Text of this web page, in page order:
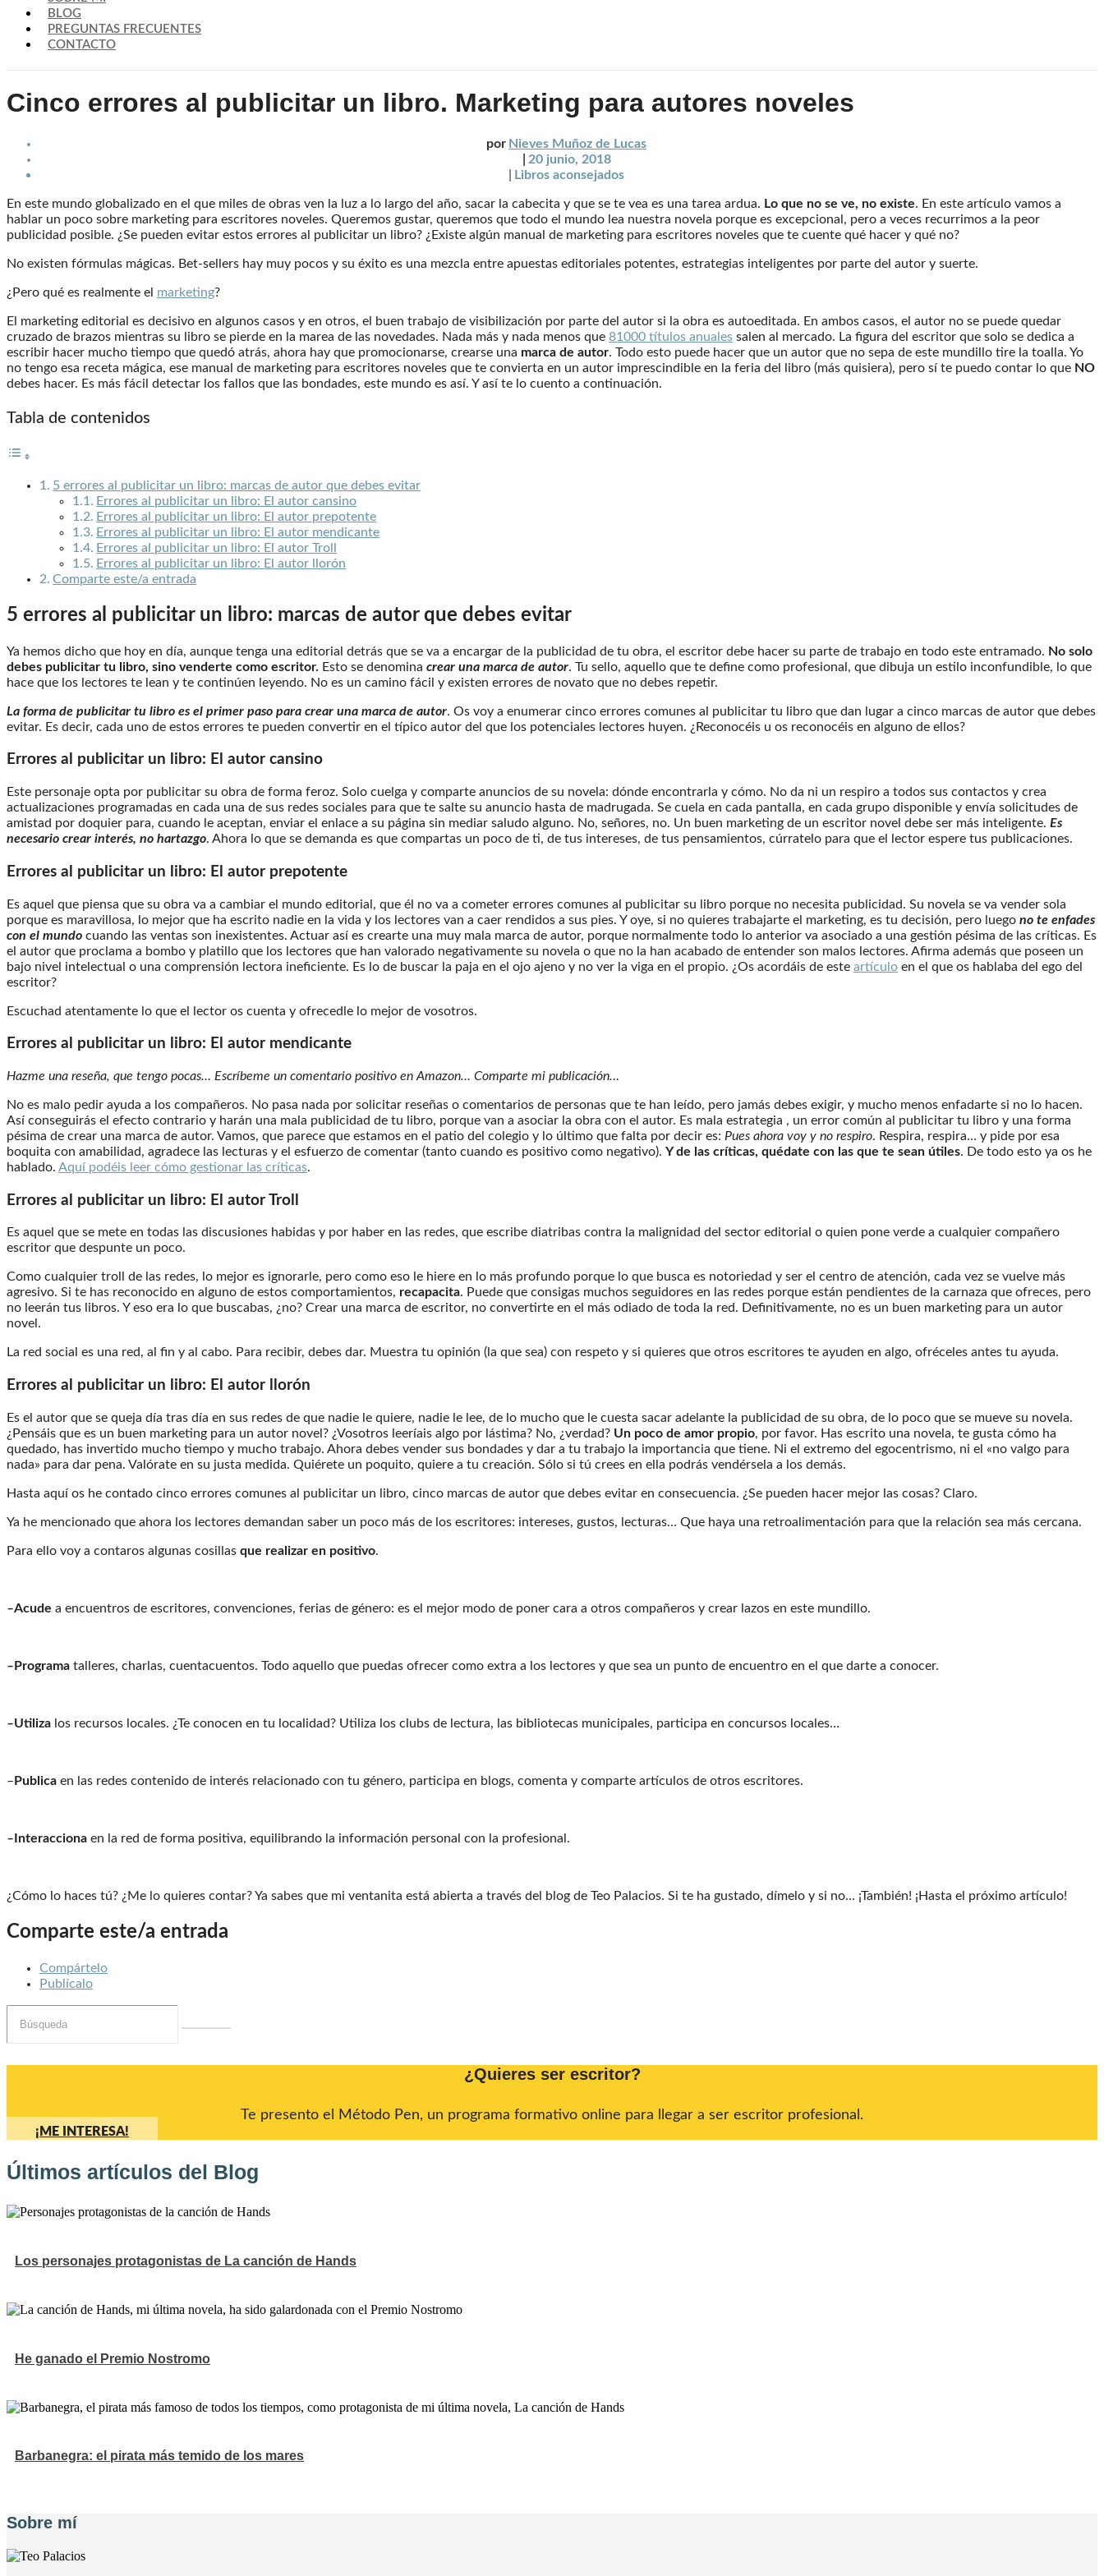
BLOG
PREGUNTAS FRECUENTES
CONTACTO
Cinco errores al publicitar un libro. Marketing para autores noveles
por Nieves Muñoz de Lucas
20 junio, 2018
Libros aconsejados
En este mundo globalizado en el que miles de obras ven la luz a lo largo del año, sacar la cabecita y que se te vea es una tarea ardua. Lo que no se ve, no existe. En este artículo vamos a
hablar un poco sobre marketing para escritores noveles. Queremos gustar, queremos que todo el mundo lea nuestra novela porque es excepcional, pero a veces recurrimos a la peor
publicidad posible. ¿Se pueden evitar estos errores al publicitar un libro? ¿Existe algún manual de marketing para escritores noveles que te cuente qué hacer y qué no?
No existen fórmulas mágicas. Bet-sellers hay muy pocos y su éxito es una mezcla entre apuestas editoriales potentes, estrategias inteligentes por parte del autor y suerte.
¿Pero qué es realmente el marketing?
El marketing editorial es decisivo en algunos casos y en otros, el buen trabajo de visibilización por parte del autor si la obra es autoeditada. En ambos casos, el autor no se puede quedar
cruzado de brazos mientras su libro se pierde en la marea de las novedades. Nada más y nada menos que 81000 títulos anuales salen al mercado. La figura del escritor que solo se dedica a
escribir hacer mucho tiempo que quedó atrás, ahora hay que promocionarse, crearse una marca de autor. Todo esto puede hacer que un autor que no sepa de este mundillo tire la toalla. Yo
no tengo esa receta mágica, ese manual de marketing para escritores noveles que te convierta en un autor imprescindible en la feria del libro (más quisiera), pero sí te puedo contar lo que NO
debes hacer. Es más fácil detectar los fallos que las bondades, este mundo es así. Y así te lo cuento a continuación.
Tabla de contenidos
5 errores al publicitar un libro: marcas de autor que debes evitar
Errores al publicitar un libro: El autor cansino
Errores al publicitar un libro: El autor prepotente
Errores al publicitar un libro: El autor mendicante
Errores al publicitar un libro: El autor Troll
Errores al publicitar un libro: El autor llorón
Comparte este/a entrada
5 errores al publicitar un libro: marcas de autor que debes evitar
Ya hemos dicho que hoy en día, aunque tenga una editorial detrás que se va a encargar de la publicidad de tu obra, el escritor debe hacer su parte de trabajo en todo este entramado. No solo
debes publicitar tu libro, sino venderte como escritor. Esto se denomina crear una marca de autor. Tu sello, aquello que te define como profesional, que dibuja un estilo inconfundible, lo que
hace que los lectores te lean y te continúen leyendo. No es un camino fácil y existen errores de novato que no debes repetir.
La forma de publicitar tu libro es el primer paso para crear una marca de autor. Os voy a enumerar cinco errores comunes al publicitar tu libro que dan lugar a cinco marcas de autor que debes
evitar. Es decir, cada uno de estos errores te pueden convertir en el típico autor del que los potenciales lectores huyen. ¿Reconocéis u os reconocéis en alguno de ellos?
Errores al publicitar un libro: El autor cansino
Este personaje opta por publicitar su obra de forma feroz. Solo cuelga y comparte anuncios de su novela: dónde encontrarla y cómo. No da ni un respiro a todos sus contactos y crea
actualizaciones programadas en cada una de sus redes sociales para que te salte su anuncio hasta de madrugada. Se cuela en cada pantalla, en cada grupo disponible y envía solicitudes de
amistad por doquier para, cuando le aceptan, enviar el enlace a su página sin mediar saludo alguno. No, señores, no. Un buen marketing de un escritor novel debe ser más inteligente. Es
necesario crear interés, no hartazgo. Ahora lo que se demanda es que compartas un poco de ti, de tus intereses, de tus pensamientos, cúrratelo para que el lector espere tus publicaciones.
Errores al publicitar un libro: El autor prepotente
Es aquel que piensa que su obra va a cambiar el mundo editorial, que él no va a cometer errores comunes al publicitar su libro porque no necesita publicidad. Su novela se va vender sola
porque es maravillosa, lo mejor que ha escrito nadie en la vida y los lectores van a caer rendidos a sus pies. Y oye, si no quieres trabajarte el marketing, es tu decisión, pero luego no te enfades
con el mundo cuando las ventas son inexistentes. Actuar así es crearte una muy mala marca de autor, porque normalmente todo lo anterior va asociado a una gestión pésima de las críticas. Es
el autor que proclama a bombo y platillo que los lectores que han valorado negativamente su novela o que no la han acabado de entender son malos lectores. Afirma además que poseen un
bajo nivel intelectual o una comprensión lectora ineficiente. Es lo de buscar la paja en el ojo ajeno y no ver la viga en el propio. ¿Os acordáis de este artículo en el que os hablaba del ego del
escritor?
Escuchad atentamente lo que el lector os cuenta y ofrecedle lo mejor de vosotros.
Errores al publicitar un libro: El autor mendicante
Hazme una reseña, que tengo pocas… Escríbeme un comentario positivo en Amazon… Comparte mi publicación…
No es malo pedir ayuda a los compañeros. No pasa nada por solicitar reseñas o comentarios de personas que te han leído, pero jamás debes exigir, y mucho menos enfadarte si no lo hacen.
Así conseguirás el efecto contrario y harán una mala publicidad de tu libro, porque van a asociar la obra con el autor. Es mala estrategia , un error común al publicitar tu libro y una forma
pésima de crear una marca de autor. Vamos, que parece que estamos en el patio del colegio y lo último que falta por decir es: Pues ahora voy y no respiro. Respira, respira… y pide por esa
boquita con amabilidad, agradece las lecturas y el esfuerzo de comentar (tanto cuando es positivo como negativo). Y de las críticas, quédate con las que te sean útiles. De todo esto ya os he
hablado. Aquí podéis leer cómo gestionar las críticas.
Errores al publicitar un libro: El autor Troll
Es aquel que se mete en todas las discusiones habidas y por haber en las redes, que escribe diatribas contra la malignidad del sector editorial o quien pone verde a cualquier compañero
escritor que despunte un poco.
Como cualquier troll de las redes, lo mejor es ignorarle, pero como eso le hiere en lo más profundo porque lo que busca es notoriedad y ser el centro de atención, cada vez se vuelve más
agresivo. Si te has reconocido en alguno de estos comportamientos, recapacita. Puede que consigas muchos seguidores en las redes porque están pendientes de la carnaza que ofreces, pero
no leerán tus libros. Y eso era lo que buscabas, ¿no? Crear una marca de escritor, no convertirte en el más odiado de toda la red. Definitivamente, no es un buen marketing para un autor
novel.
La red social es una red, al fin y al cabo. Para recibir, debes dar. Muestra tu opinión (la que sea) con respeto y si quieres que otros escritores te ayuden en algo, ofréceles antes tu ayuda.
Errores al publicitar un libro: El autor llorón
Es el autor que se queja día tras día en sus redes de que nadie le quiere, nadie le lee, de lo mucho que le cuesta sacar adelante la publicidad de su obra, de lo poco que se mueve su novela.
¿Pensáis que es un buen marketing para un autor novel? ¿Vosotros leeríais algo por lástima? No, ¿verdad? Un poco de amor propio, por favor. Has escrito una novela, te gusta cómo ha
quedado, has invertido mucho tiempo y mucho trabajo. Ahora debes vender sus bondades y dar a tu trabajo la importancia que tiene. Ni el extremo del egocentrismo, ni el «no valgo para
nada» para dar pena. Valórate en su justa medida. Quiérete un poquito, quiere a tu creación. Sólo si tú crees en ella podrás vendérsela a los demás.
Hasta aquí os he contado cinco errores comunes al publicitar un libro, cinco marcas de autor que debes evitar en consecuencia. ¿Se pueden hacer mejor las cosas? Claro.
Ya he mencionado que ahora los lectores demandan saber un poco más de los escritores: intereses, gustos, lecturas… Que haya una retroalimentación para que la relación sea más cercana.
Para ello voy a contaros algunas cosillas que realizar en positivo.
–Acude a encuentros de escritores, convenciones, ferias de género: es el mejor modo de poner cara a otros compañeros y crear lazos en este mundillo.
– Programa talleres, charlas, cuentacuentos. Todo aquello que puedas ofrecer como extra a los lectores y que sea un punto de encuentro en el que darte a conocer.
–Utiliza los recursos locales. ¿Te conocen en tu localidad? Utiliza los clubs de lectura, las bibliotecas municipales, participa en concursos locales…
– Publica en las redes contenido de interés relacionado con tu género, participa en blogs, comenta y comparte artículos de otros escritores.
– Interacciona en la red de forma positiva, equilibrando la información personal con la profesional.
¿Cómo lo haces tú? ¿Me lo quieres contar? Ya sabes que mi ventanita está abierta a través del blog de Teo Palacios. Si te ha gustado, dímelo y si no… ¡También! ¡Hasta el próximo artículo!
Comparte este/a entrada
Compártelo
Publícalo
¿Quieres ser escritor?
Te presento el Método Pen, un programa formativo online para llegar a ser escritor profesional.
¡ME INTERESA!
Últimos artículos del Blog
Los personajes protagonistas de La canción de Hands
He ganado el Premio Nostromo
Barbanegra: el pirata más temido de los mares
Sobre mí